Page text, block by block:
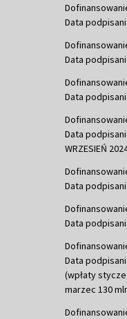
Data
Data
Data
Data
WRZESIEŃ
Data
Data
Data
(wpłaty
marzec 130